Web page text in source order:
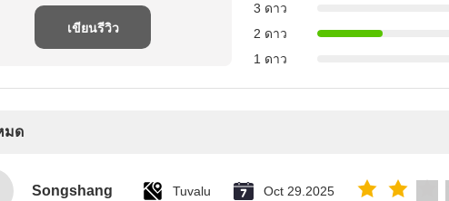
เขียนรีวิว
3 ดาว
2 ดาว
1 ดาว
มด
Songshang Tuvalu Oct 29.2025